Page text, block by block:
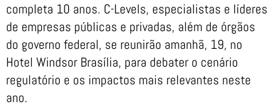
completa 10 anos. C-Levels, especialistas e líderes
de empresas públicas e privadas, além de órgãos
do governo federal, se reunirão amanhã, 19, no
Hotel Windsor Brasília, para debater o cenário
regulatório e os impactos mais relevantes neste
ano.